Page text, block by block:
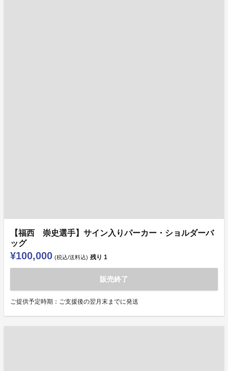
【福西 崇史選手】サイン入りパーカー・ショルダーバ
ッグ
¥100,000 (税込/送料込) 残り 1
販売終了
ご提供予定時期：ご支援後の翌月末までに発送